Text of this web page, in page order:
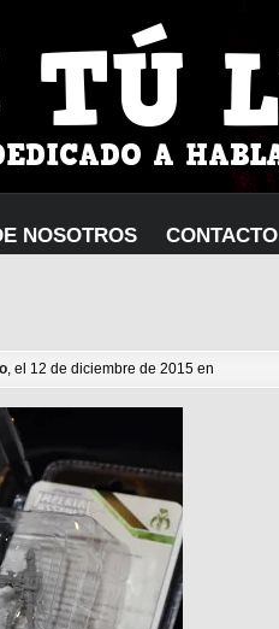
NOSOTROS CONTACTO
, el 12 de diciembre de 2015 en